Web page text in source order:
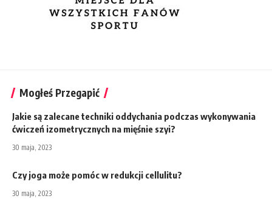
Mogłeś Przegapić
Jakie są zalecane techniki oddychania podczas wykonywania
ćwiczeń izometrycznych na mięśnie szyi?
30 maja, 2023
Czy joga może pomóc w redukcji cellulitu?
30 maja, 2023